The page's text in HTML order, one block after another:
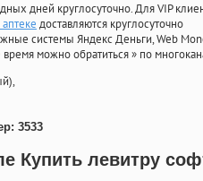
дней круглосуточно. Для VIP
доставляются круглосуточно
системы Яндекс Деньги, Web
можно обратиться» по
3533
Купить левитру